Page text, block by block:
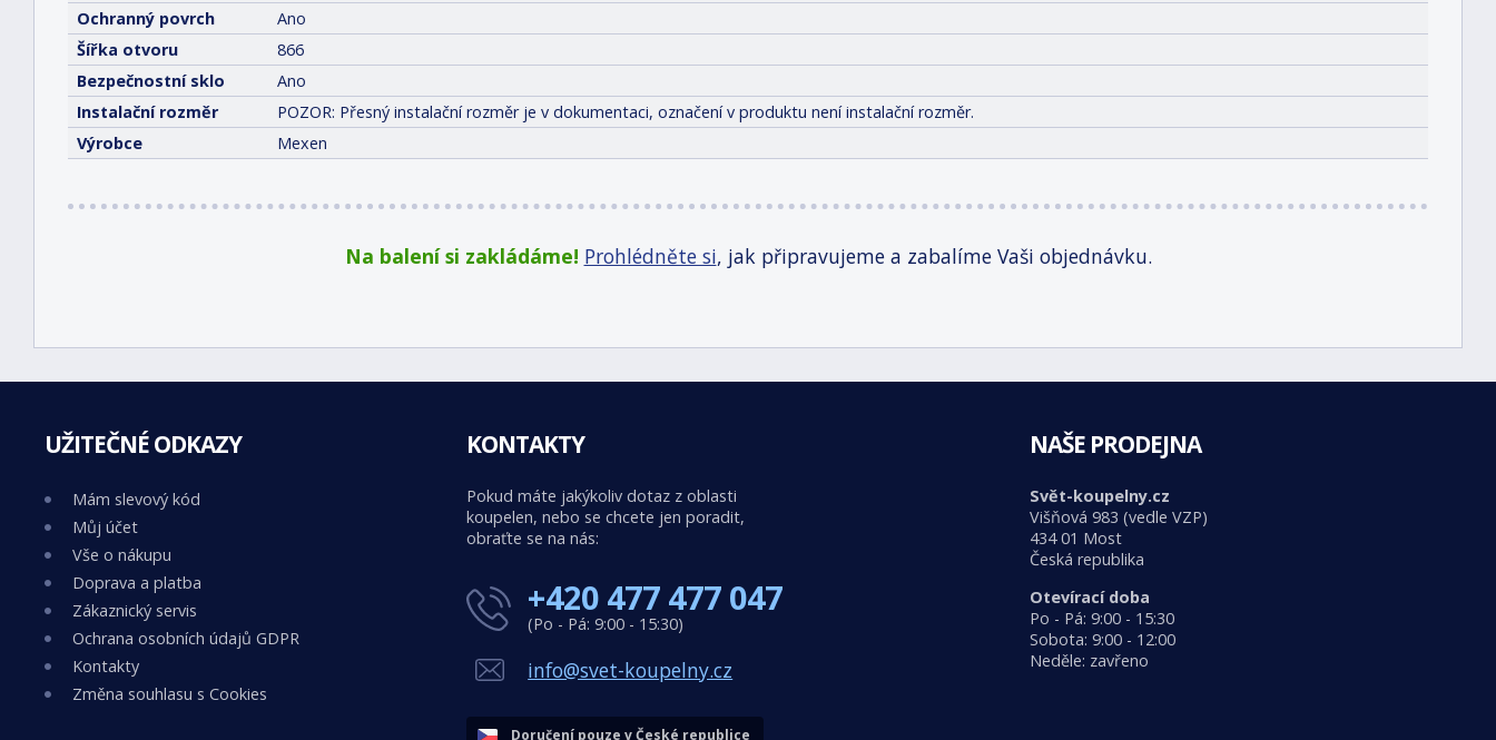
Ochranný povrch
Ano
Šířka otvoru
866
Bezpečnostní sklo
Ano
Instalační rozměr
POZOR: Přesný instalační rozměr je v dokumentaci, označení v produktu není instalační rozměr.
Výrobce
Mexen
Na balení si zakládáme! Prohlédněte si, jak připravujeme a zabalíme Vaši objednávku.
UŽITEČNÉ ODKAZY
Mám slevový kód
Můj účet
Vše o nákupu
Doprava a platba
Zákaznický servis
Ochrana osobních údajů GDPR
Kontakty
Změna souhlasu s Cookies
KONTAKTY
Pokud máte jakýkoliv dotaz z oblasti
koupelen, nebo se chcete jen poradit,
obraťte se na nás:
+420 477 477 047
(Po - Pá: 9:00 - 15:30)
info@svet-koupelny.cz
Doručení pouze v České republice
NAŠE PRODEJNA
Svět-koupelny.cz
Višňová 983 (vedle VZP)
434 01 Most
Česká republika
Otevírací doba
Po - Pá: 9:00 - 15:30
Sobota: 9:00 - 12:00
Neděle: zavřeno